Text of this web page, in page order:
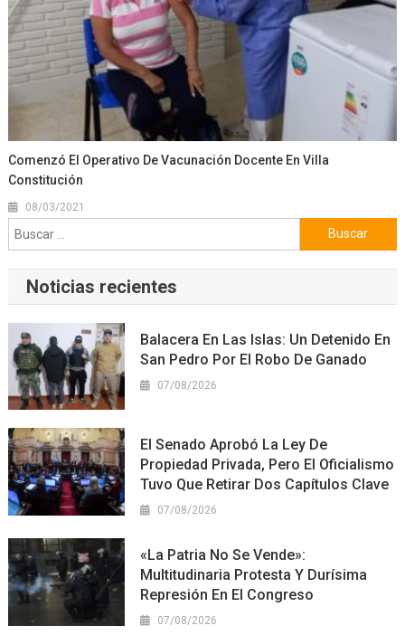
Comenzó El Operativo De Vacunación Docente En Villa
Constitución
08/03/2021
Buscar:
Noticias recientes
Balacera En Las Islas: Un Detenido En
San Pedro Por El Robo De Ganado
07/08/2026
El Senado Aprobó La Ley De
Propiedad Privada, Pero El Oficialismo
Tuvo Que Retirar Dos Capítulos Clave
07/08/2026
«La Patria No Se Vende»:
Multitudinaria Protesta Y Durísima
Represión En El Congreso
07/08/2026